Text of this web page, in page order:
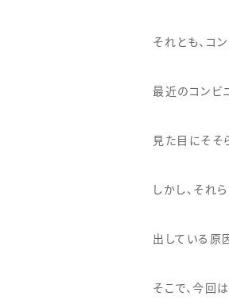
それとも、コ
最近のコンビ
見た目にそそ
しかし、それ
出している原
そこで、今回